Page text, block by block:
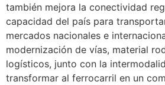
también mejora la conectividad
capacidad del país para
mercados nacionales e
modernización de vías, material
logísticos, junto con la
transformar al ferrocarril en un